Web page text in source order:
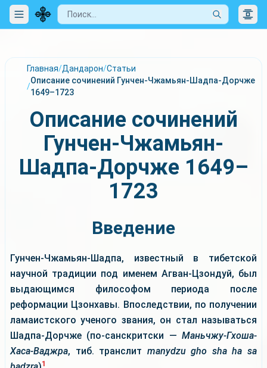
Главная/Дандарон/Статьи
/
Описание сочинений Гунчен-Чжамьян-Шадпа-Дорчже
1649–1723
Описание сочинений
Гунчен-Чжамьян-
Шадпа-Дорчже 1649–
1723
Введение
Гунчен-Чжамьян-Шадпа, известный в тибетской
научной традиции под именем Агван-Цзондуй, был
выдающимся философом периода после
реформации Цзонхавы. Впоследствии, по получении
ламаистского ученого звания, он стал называться
Шадпа-Дорчже (по-санскритски — Маньчжу-Гхоша-
Хаса-Ваджра, тиб. транслит manydzu gho sha ha sa
1